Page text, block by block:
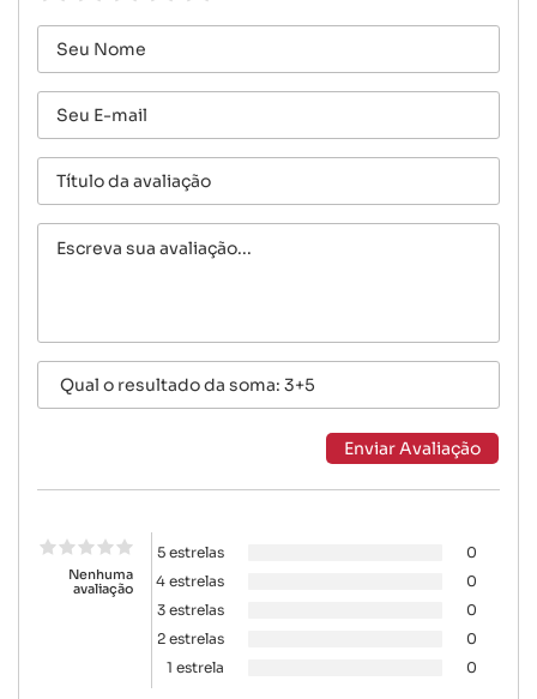
Nenhuma
avaliação
5 estrelas
0
4 estrelas
0
3 estrelas
0
2 estrelas
0
1 estrela
0